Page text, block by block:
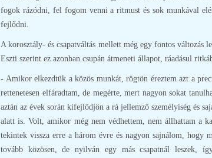
fogok rázódni, fel fogom venni a ritmust és sok munkával
fejlődni.
A korosztály- és csapatváltás mellett még egy fontos változás
Eszti szerint ez azonban csupán átmeneti állapot, ráadásul
- Amikor elkezdtük a közös munkát, rögtön éreztem azt a
rettenetesen elfáradtam, de megérte, mert nagyon sokat
aztán az évek során kifejlődjön a rá jellemző személyiség és
alatt is. Volt, amikor még nem védhettem, nem állhattam a
tekintek vissza erre a három évre és nagyon sajnálom,
tovább közösen, de nyilván egy más csapatnál leszek,